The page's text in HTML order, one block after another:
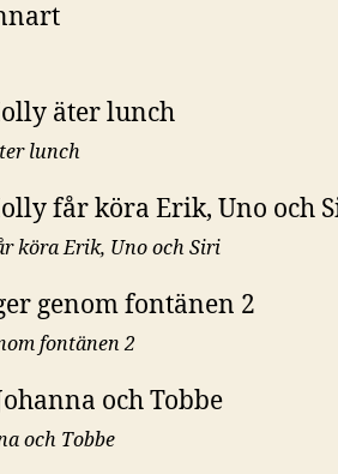
lunch
köra Erik, Uno och Siri
fontänen 2
och Tobbe